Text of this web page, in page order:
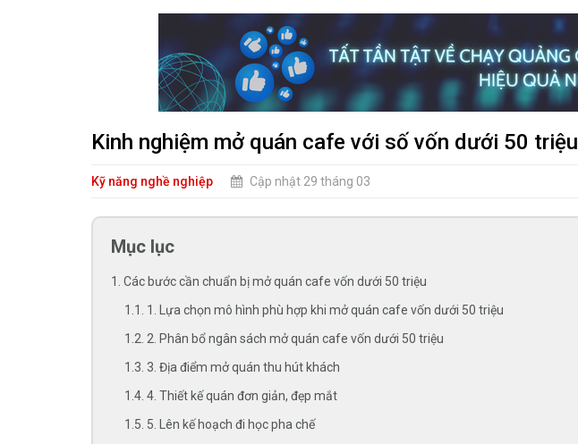
Kinh nghiệm mở quán cafe với số vốn dưới 50 triệu
Kỹ năng nghề nghiệp Cập nhật 29 tháng 03
Mục lục
1. Các bước cần chuẩn bị mở quán cafe vốn dưới 50 triệu
1.1. 1. Lựa chọn mô hình phù hợp khi mở quán cafe vốn dưới 50 triệu
1.2. 2. Phân bổ ngân sách mở quán cafe vốn dưới 50 triệu
1.3. 3. Địa điểm mở quán thu hút khách
1.4. 4. Thiết kế quán đơn giản, đẹp mắt
1.5. 5. Lên kế hoạch đi học pha chế